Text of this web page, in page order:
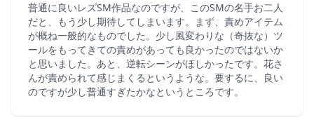
普通に良いレズSM作品なのですが、このSMの名手お二人
だと、もう少し期待してしまいます。まず、責めアイテム
が概ね一般的なものでした。少し風変わりな（奇抜な）ツ
ールをもってきての責めがあっても良かったのではないか
と思いました。あと、逆転シーンがほしかったです。花さ
んが責められて感じまくるというような。要するに、良い
のですが少し普通すぎたかなというところです。